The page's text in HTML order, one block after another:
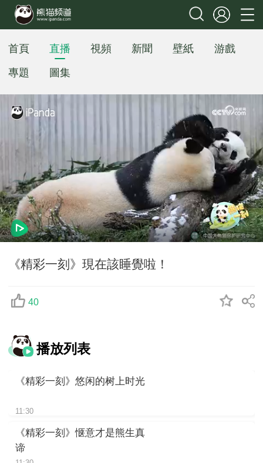
首頁 直播 視頻 新聞 壁紙
游戲
專題
圖集
《精彩一刻》現在該睡覺啦！
40
播放列表
《精彩一刻》悠闲的树上时光
11:30
《精彩一刻》惬意才是熊生真
谛